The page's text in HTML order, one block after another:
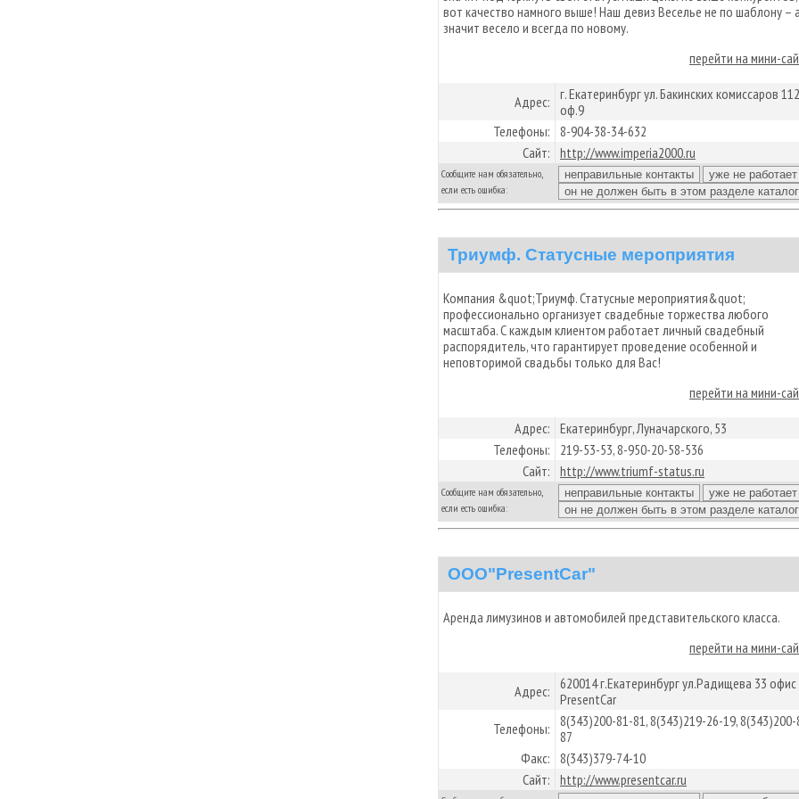
вот качество намного выше! Наш девиз Веселье не по шаблону – а
значит весело и всегда по новому.
перейти на мини-
Адрес: г. Екатеринбург ул. Бакинских комиссаров 112
оф.9
Телефоны: 8-904-38-34-632
Сайт: http://www.imperia2000.ru
Сообщите нам обязательно,
если есть ошибка:
Триумф. Статусные мероприятия
Компания &quot;Триумф. Статусные мероприятия&quot;
профессионально организует свадебные торжества любого
масштаба. С каждым клиентом работает личный свадебный
распорядитель, что гарантирует проведение особенной и
неповторимой свадьбы только для Вас!
перейти на мини-
Адрес: Екатеринбург, Луначарского, 53
Телефоны:
219-53-53, 8-950-20-58-536
Сайт: http://www.triumf-status.ru
Сообщите нам обязательно,
если есть ошибка:
ООО"PresentCar"
Аренда лимузинов и автомобилей представительского класса.
перейти на мини-
Адрес: 620014 г.Екатеринбург ул.Радищева 33 офис
PresentCar
Телефоны: 8(343)200-81-81, 8(343)219-26-19, 8(343)200-
87
Факс: 8(343)379-74-10
Сайт: http://www.presentcar.ru